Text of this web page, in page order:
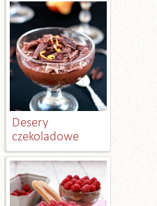
Desery
czekoladowe